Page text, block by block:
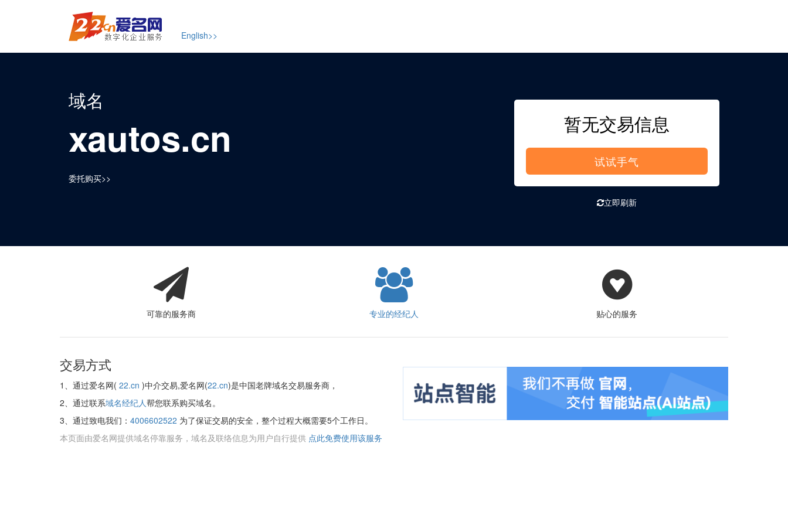
English>>
域名
xautos.cn
委托购买>>
暂无交易信息
试试手气
立即刷新
可靠的服务商 专业的经纪人 贴心的服务
交易方式
1、通过爱名网( 22.cn )中介交易,爱名网(22.cn)是中国老牌域名交易服务商，
2、通过联系域名经纪人帮您联系购买域名。
3、通过致电我们： 4006602522 为了保证交易的安全，整个过程大概需要5个工作日。
本页面由爱名网提供域名停靠服务，域名及联络信息为用户自行提供 点此免费使用该服务